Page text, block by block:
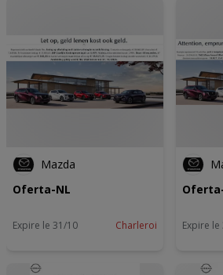
Mazda
Oferta-NL
Expire le 31/10 Charleroi Expire